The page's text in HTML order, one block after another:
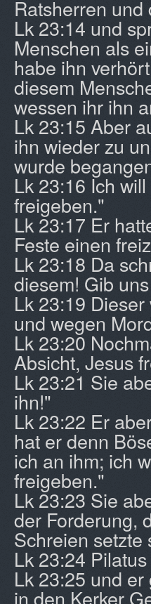
Ratsherren
Lk 23:14 und
Menschen als
habe ihn
diesem
wessen ihr ihn
Lk 23:15 Aber
ihn wieder zu
wurde
Lk 23:16 Ich
freigeben."
Lk 23:17 Er
Feste einen
Lk 23:18 Da
diesem! Gib
Lk 23:19
und wegen
Lk 23:20
Absicht, Jesus
Lk 23:21 Sie
ihn!"
Lk 23:22 Er
hat er denn
ich an ihm; ich
freigeben."
Lk 23:23 Sie
der Forderung,
Schreien setzte
Lk 23:24
Lk 23:25 und
in den Kerker